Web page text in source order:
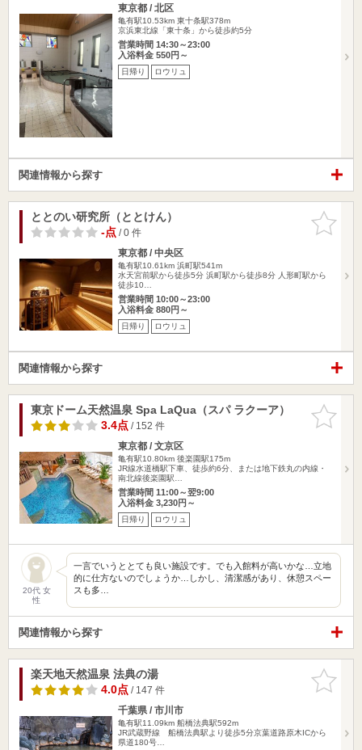
東京都 / 北区
亀有駅10.53km 東十条駅378m
京浜東北線「東十条」から徒歩約5分
営業時間 14:30～23:00
入浴料金 550円～
日帰り ロウリュ
関連情報から探す
お気に入
りに追加
ととのい研究所（ととけん）
-点/ 0 件
東京都 / 中央区
亀有駅10.61km 浜町駅541m
水天宮前駅から徒歩5分 浜町駅から徒歩8分 人形町駅から
徒歩10…
営業時間 10:00～23:00
入浴料金 880円～
日帰り ロウリュ
関連情報から探す
お気に入
りに追加
東京ドーム天然温泉 Spa LaQua（スパ ラクーア）
3.4点/ 152 件
東京都 / 文京区
亀有駅10.80km 後楽園駅175m
JR線水道橋駅下車、徒歩約6分、または地下鉄丸の内線・
南北線後楽園駅…
営業時間 11:00～翌9:00
入浴料金 3,230円～
日帰り ロウリュ
20代 女
性
一言でいうととても良い施設です。でも入館料が高いかな…立地
的に仕方ないのでしょうか…しかし、清潔感があり、休憩スペー
スも多…
関連情報から探す
お気に入
りに追加
楽天地天然温泉 法典の湯
4.0点/ 147 件
千葉県 / 市川市
亀有駅11.09km 船橋法典駅592m
JR武蔵野線 船橋法典駅より徒歩5分京葉道路原木ICから
県道180号…